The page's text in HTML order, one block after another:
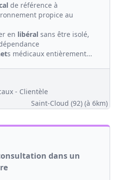
de référence à
propice au
en libéral sans être isolé,
s médicaux entièrement...
- Clientèle
Saint-Cloud (92) (à 6km)
dans un